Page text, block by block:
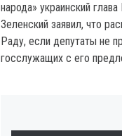
народа» украинский
Зеленский заявил, что
Раду, если депутаты не
госслужащих с его